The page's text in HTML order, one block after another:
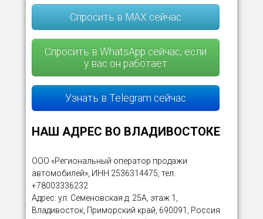
Спросить в MAX сейчас
Спросить в WhatsApp сейчас, если
у вас он работает
Узнать в Telegram сейчас
НАШ АДРЕС ВО ВЛАДИВОСТОКЕ
ООО «Региональный оператор продажи
автомобилей», ИНН 2536314475, тел.
+78003336232
Адрес: ул. Семеновская д. 25А, этаж 1,
Владивосток, Приморский край, 690091, Россия